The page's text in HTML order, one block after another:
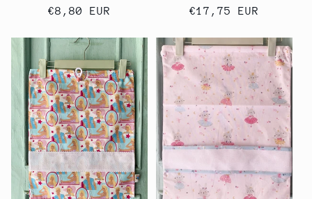
Prezzo
listino
€8,80 EUR
Prezzo
listino
€17,75 EUR